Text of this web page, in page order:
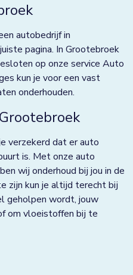
autobedrijf in
pagina. In Grootebroek
op onze service Auto
kun je voor een vast
onderhouden.
verzekerd dat er auto
is. Met onze auto
wij onderhoud bij jou in de
zijn kun je altijd terecht bij
geholpen wordt, jouw
om vloeistoffen bij te